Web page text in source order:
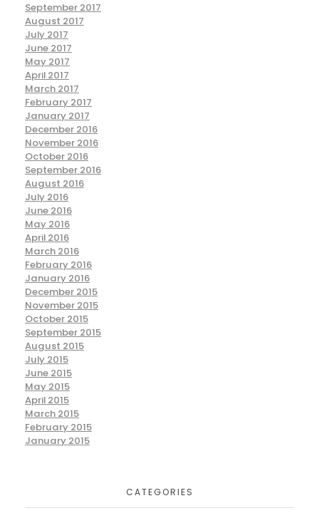
September 2017
August 2017
July 2017
June 2017
May 2017
April 2017
March 2017
February 2017
January 2017
December 2016
November 2016
October 2016
September 2016
August 2016
July 2016
June 2016
May 2016
April 2016
March 2016
February 2016
January 2016
December 2015
November 2015
October 2015
September 2015
August 2015
July 2015
June 2015
May 2015
April 2015
March 2015
February 2015
January 2015
CATEGORIES